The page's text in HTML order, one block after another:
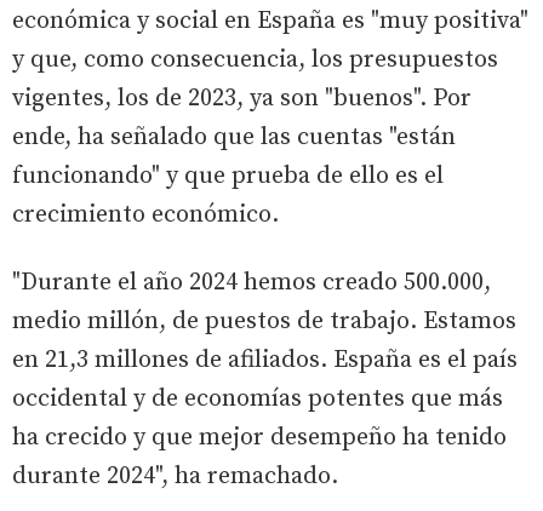
económica y social en España es "muy positiva"
y que, como consecuencia, los presupuestos
vigentes, los de 2023, ya son "buenos". Por
ende, ha señalado que las cuentas "están
funcionando" y que prueba de ello es el
crecimiento económico.
"Durante el año 2024 hemos creado 500.000,
medio millón, de puestos de trabajo. Estamos
en 21,3 millones de afiliados. España es el país
occidental y de economías potentes que más
ha crecido y que mejor desempeño ha tenido
durante 2024", ha remachado.